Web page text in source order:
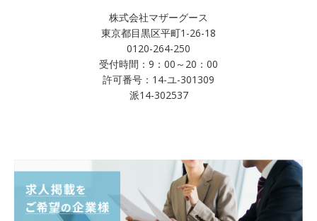
株式会社マザーグース
東京都目黒区平町1-26-18
0120-264-250
受付時間：9：00～20：00
許可番号：14-ユ-301309
派14-302537